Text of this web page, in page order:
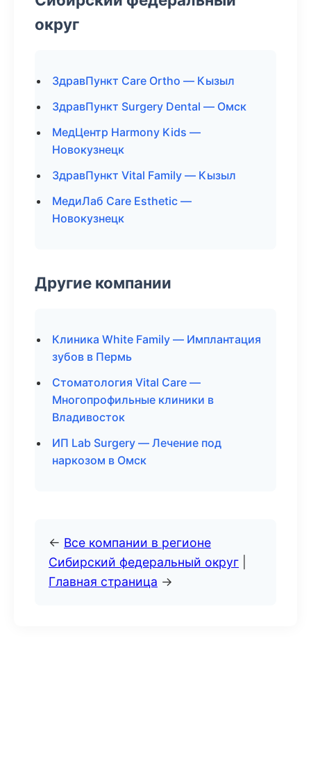
округ
ЗдравПункт Care Ortho — Кызыл
ЗдравПункт Surgery Dental — Омск
МедЦентр Harmony Kids —
Новокузнецк
ЗдравПункт Vital Family — Кызыл
МедиЛаб Care Esthetic —
Новокузнецк
Другие компании
Клиника White Family — Имплантация
зубов в Пермь
Стоматология Vital Care —
Многопрофильные клиники в
Владивосток
ИП Lab Surgery — Лечение под
наркозом в Омск
← Все компании в регионе
Сибирский федеральный округ
Главная страница →